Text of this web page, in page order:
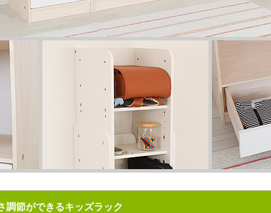
調節ができるキッズラック